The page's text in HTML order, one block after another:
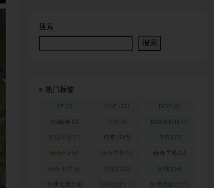
搜索
搜索
热门标签
CF (3) DNF (22) DOF (5)
H5传奇 (3) 仙剑奇侠传 (5)
传奇 (145) 传奇3 (5)
传奇H5 (8) 传奇手游 (5)
剑侠2 (10) 剑侠3 (4)
剑侠世界2 (4) 剑侠情缘2 (17)